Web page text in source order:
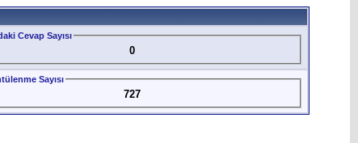
Cevap Sayısı
0
Sayısı
727